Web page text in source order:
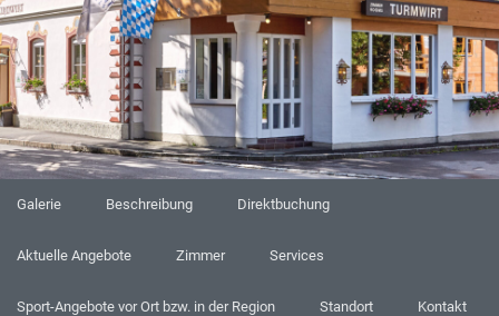
Galerie Beschreibung Direktbuchung
Aktuelle Angebote Zimmer Services
Sport-Angebote vor Ort bzw. in der Region Standort Kontakt